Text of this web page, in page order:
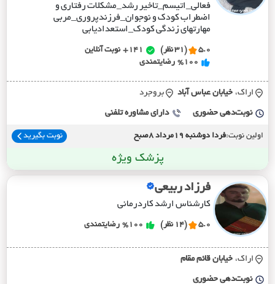
فعالی_اتیسم_تاخیر رشد_مشکلات رفتاری و
اضطراب کودک و نوجوان_فرزندپروری_مربی
مهارتهای زندگی کودک_استعدادیابی
5.0 (31 نظر) 141+
نوبت آنلاین
%100 رضایتمندی
اراک، خيابان عباس آباد بروجرد
نوبت‌دهی حضوری دارای مشاوره تلفنی
اولین نوبت:فردا دوشنبه 19مرداد 8صبح نوبت بگیرید
پزشک ویژه
فرزاد ربیعی
کارشناس ارشد کاردرمانی
5.0 (14 نظر) %100 رضایتمندی
اراک، خيابان قائم مقام
نوبت‌دهی حضوری